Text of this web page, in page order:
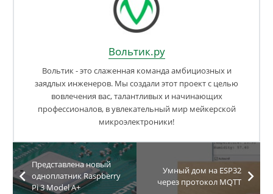
Вольтик.ру
Вольтик - это слаженная команда амбициозных и
заядлых инженеров. Мы создали этот проект с целью
вовлечения вас, талантливых и начинающих
профессионалов, в увлекательный мир мейкерской
микроэлектроники!
Представлена новый
одноплатник Raspberry
Pi 3 Model A+
Умный дом на ESP32
через протокол MQTT